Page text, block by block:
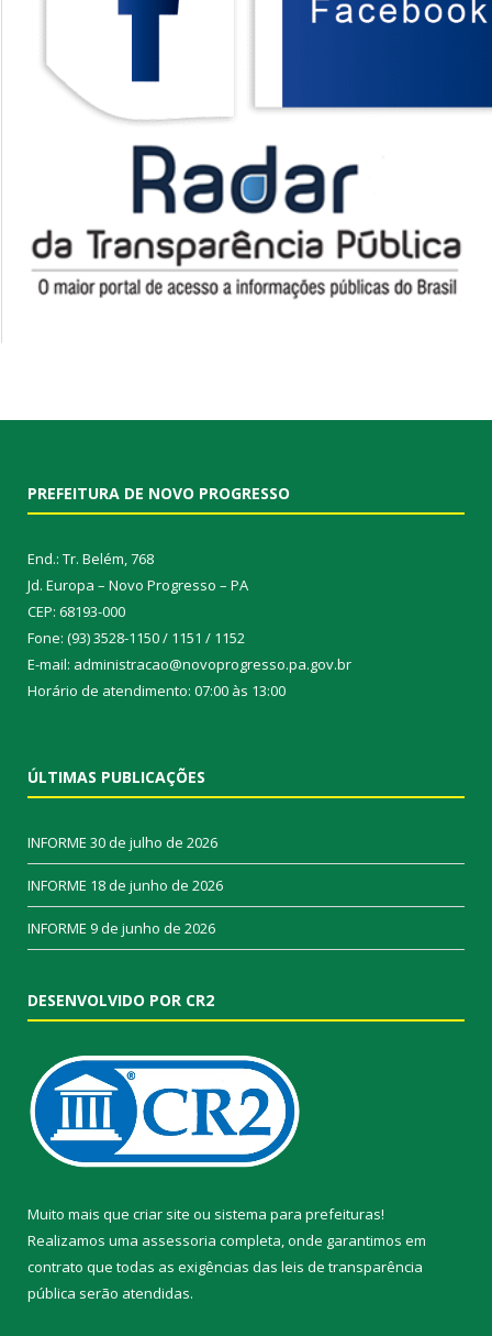
PREFEITURA DE NOVO PROGRESSO
End.: Tr. Belém, 768
Jd. Europa – Novo Progresso – PA
CEP: 68193-000
Fone: (93) 3528-1150 / 1151 / 1152
E-mail: administracao@novoprogresso.pa.gov.br
Horário de atendimento: 07:00 às 13:00
ÚLTIMAS PUBLICAÇÕES
INFORME 30 de julho de 2026
INFORME 18 de junho de 2026
INFORME 9 de junho de 2026
DESENVOLVIDO POR CR2
Muito mais que criar site ou sistema para prefeituras!
Realizamos uma assessoria completa, onde garantimos em
contrato que todas as exigências das leis de transparência
pública serão atendidas.